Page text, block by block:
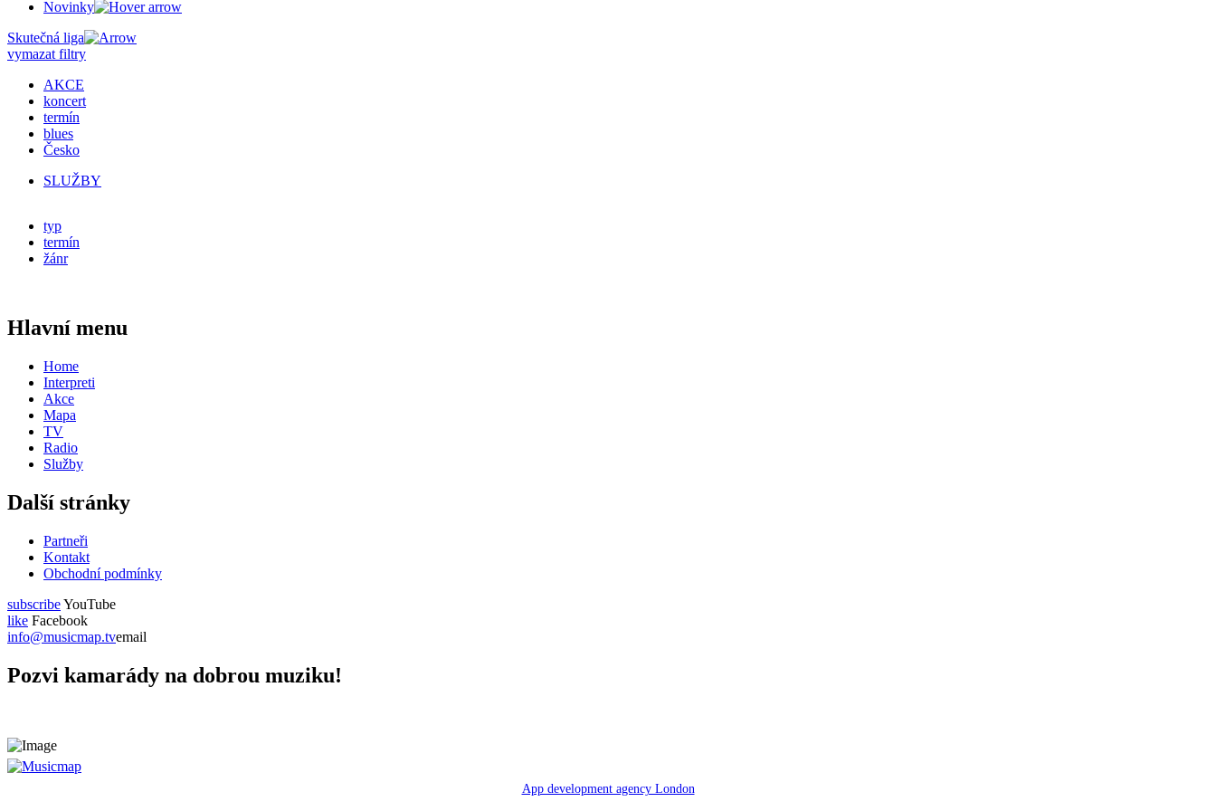
Novinky
Skutečná liga
vymazat filtry
AKCE
koncert
termín
blues
Česko
SLUŽBY
typ
termín
žánr
Hlavní menu
Home
Interpreti
Akce
Mapa
TV
Radio
Služby
Další stránky
Partneři
Kontakt
Obchodní podmínky
subscribeYouTube
like Facebook
info@musicmap.tvemail
Pozvi kamarády na dobrou muziku!
App development agency London